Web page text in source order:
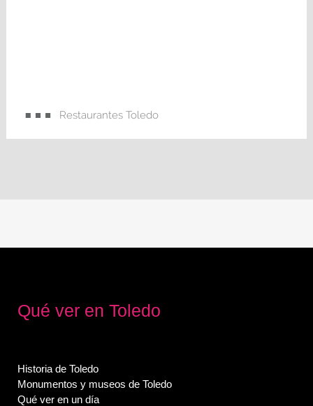
Restaurantes Toledo
Qué ver en Toledo
Historia de Toledo
Monumentos y museos de Toledo
Qué ver en un día